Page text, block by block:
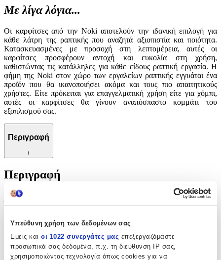
Υπεύθυνη χρήση των δεδομένων σας
Εμείς και οι 1022 συνεργάτες μας επεξεργαζόμαστε
προσωπικά σας δεδομένα, π.χ. τη διεύθυνση IP σας,
χρησιμοποιώντας τεχνολογία όπως cookies για να
Με λίγα λόγια...
Οι καρφίτσες από την Noki αποτελούν την ιδανική επιλογή για
κάθε λάτρη της ραπτικής που αναζητά αξιοπιστία και ποιότητα.
Κατασκευασμένες με προσοχή στη λεπτομέρεια, αυτές οι
καρφίτσες προσφέρουν αντοχή και ευκολία στη χρήση,
καθιστώντας τις κατάλληλες για κάθε είδους ραπτική εργασία. Η
φήμη της Noki στον χώρο των εργαλείων ραπτικής εγγυάται ένα
προϊόν που θα ικανοποιήσει ακόμα και τους πιο απαιτητικούς
χρήστες. Είτε πρόκειται για επαγγελματική χρήση είτε για χόμπι,
αυτές οι καρφίτσες θα γίνουν αναπόσπαστο κομμάτι του
εξοπλισμού σας.
Περιγραφή
+
Περιγραφή
Με λίγα λόγια...
Οι καρφίτσες από την Noki αποτελούν την ιδανική επιλογή για
κάθε λάτρη της ραπτικής που αναζητά αξιοπιστία και ποιότητα.
Κατασκευασμένες με προσοχή στη λεπτομέρεια, αυτές οι
καρφίτσες προσφέρουν αντοχή και ευκολία στη χρήση,
καθιστώντας τις κατάλληλες για κάθε είδους ραπτική εργασία. Η